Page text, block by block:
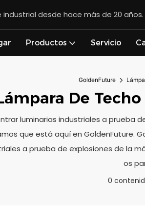
desde hace más de 20 años.
Productos Servicio
GoldenFuture
De
luminarias industriales a prueba
que está aquí en GoldenFuture.
a prueba de explosiones de la
os
0